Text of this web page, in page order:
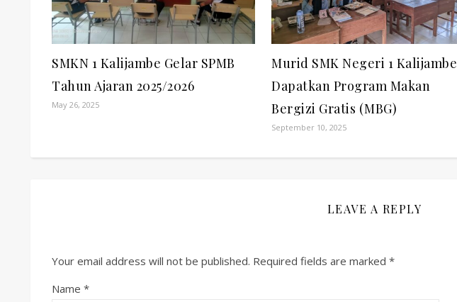
SMKN 1 Kalijambe Gelar SPMB
Tahun Ajaran 2025/2026
May 26, 2025
Murid SMK Negeri 1 Kalijambe
Dapatkan Program Makan
Bergizi Gratis (MBG)
September 10, 2025
LEAVE A REPLY
Your email address will not be published. Required fields are marked *
Name *